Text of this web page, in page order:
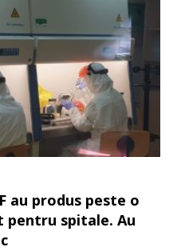
au produs peste o
pentru spitale. Au